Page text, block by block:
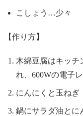
こしょう…少々
【作り方】
木綿豆腐はキッチ
れ、600Wの電子
にんにくと玉ねぎ
鍋にサラダ油とに